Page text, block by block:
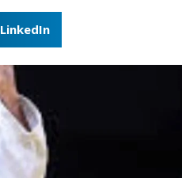
LinkedIn